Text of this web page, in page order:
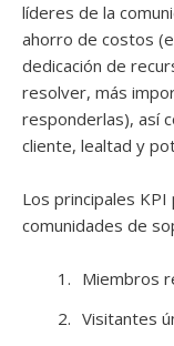
líderes de la
ahorro de costos
dedicación de
resolver, más
responderlas), así
cliente, lealtad y
Los principales
comunidades de
Miembros
Visitantes